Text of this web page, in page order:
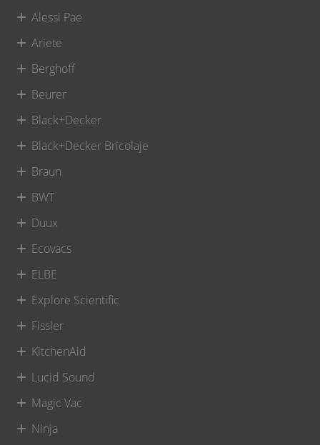
Alessi Pae
Ariete
Berghoff
Beurer
Black+Decker
Black+Decker Bricolaje
Braun
BWT
Duux
Ecovacs
ELBE
Explore Scientific
Fissler
KitchenAid
Lucid Sound
Magic Vac
Ninja